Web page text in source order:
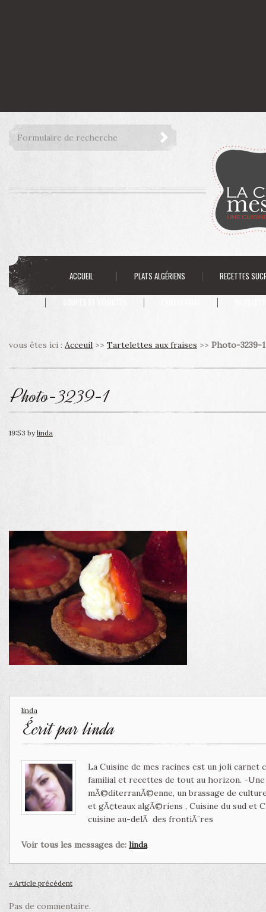
ACCUEIL PLATS ALGÉRIENS RECETTES
vous êtes ici : Acceuil >> Tartelettes aux fraises >> Photo-3239-1
Photo-3239-1
19:53 bylinda
linda
Écrit parlinda
La Cuisine de mes racines est un joli
familial et recettes de tout au horizon. -
mÃ©diterranÃ©enne, un brassage de
et gÃ¢teaux algÃ©riens , Cuisine du sud et
cuisine au-delÃ des frontiÃ¨res
Voir tous les messages de: linda
« Article précédent
Pas de commentaire.